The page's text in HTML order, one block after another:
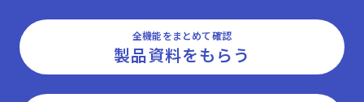
全機能をまとめて確認
製品資料をもらう